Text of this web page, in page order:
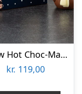
Gnaw Hot Choc-Mas chokoladebomber til varm chokolade
kr. 119,00